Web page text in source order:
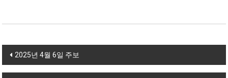
Post navigation
2025년 4월 6일 주보